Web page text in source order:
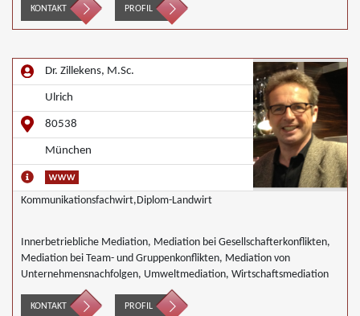
Mediation von Unternehmensnachfolgen, Mediation in der
Wohnungswirtschaft, Nachbarschaftsmediation, Schulmediation,
KONTAKT PROFIL
Dr. Zillekens, M.Sc.
Ulrich
80538
München
Kommunikationsfachwirt,Diplom-Landwirt
Innerbetriebliche Mediation, Mediation bei Gesellschafterkonflikten,
Mediation bei Team- und Gruppenkonflikten, Mediation von
Unternehmensnachfolgen, Umweltmediation, Wirtschaftsmediation
KONTAKT PROFIL